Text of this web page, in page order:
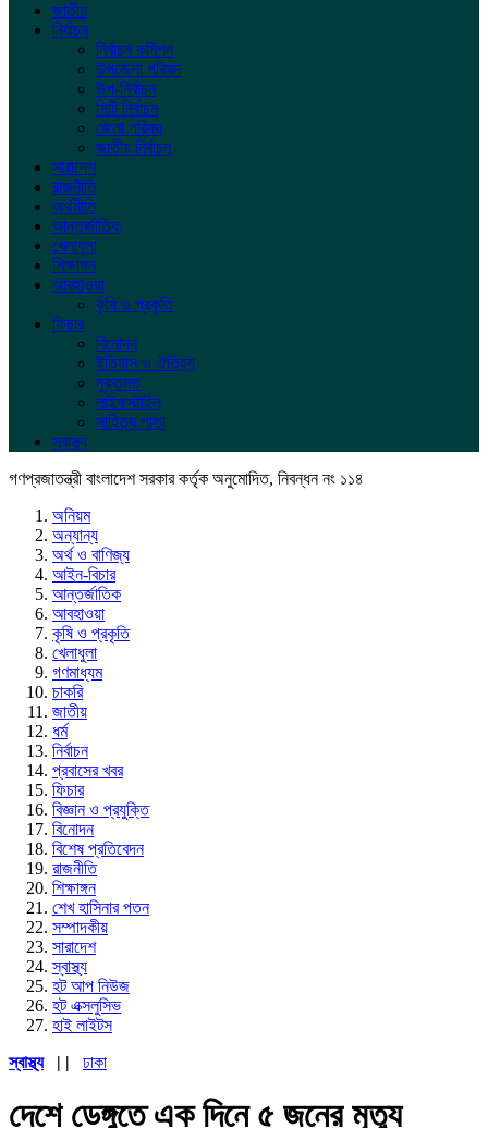
জাতীয়
নির্বাচন
নির্বাচন কমিশন
উপজেলা পরিষদ
উপ-নির্বাচন
সিটি নির্বাচন
জেলা পরিষদ
জাতীয় নির্বাচন
সারাদেশ
রাজনীতি
অর্থনীতি
আন্তর্জাতিক
খেলাধুলা
শিক্ষাঙ্গন
আবহাওয়া
কৃষি ও প্রকৃতি
ফিচার
বিনোদন
ইতিহাস ও ঐতিহ্য
মুক্তমত
লাইফস্টাইল
সাহিত্য পাতা
স্বাস্থ্য
গণপ্রজাতন্ত্রী বাংলাদেশ সরকার কর্তৃক অনুমোদিত, নিবন্ধন নং ১১৪
অনিয়ম
অন্যান্য
অর্থ ও বাণিজ্য
আইন-বিচার
আন্তর্জাতিক
আবহাওয়া
কৃষি ও প্রকৃতি
খেলাধুলা
গণমাধ্যম
চাকরি
জাতীয়
ধর্ম
নির্বাচন
প্রবাসের খবর
ফিচার
বিজ্ঞান ও প্রযুক্তি
বিনোদন
বিশেষ প্রতিবেদন
রাজনীতি
শিক্ষাঙ্গন
শেখ হাসিনার পতন
সম্পাদকীয়
সারাদেশ
স্বাস্থ্য
হট আপ নিউজ
হট এক্সলুসিভ
হাই লাইটস
স্বাস্থ্য
| | ঢাকা
দেশে ডেঙ্গুতে এক দিনে ৫ জনের মৃত্যু